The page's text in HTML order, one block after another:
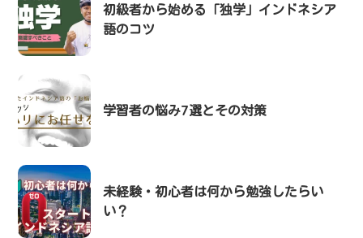
初級者から始める「独学」インドネシア
語のコツ
学習者の悩み7選とその対策
未経験・初心者は何から勉強したらい
い？